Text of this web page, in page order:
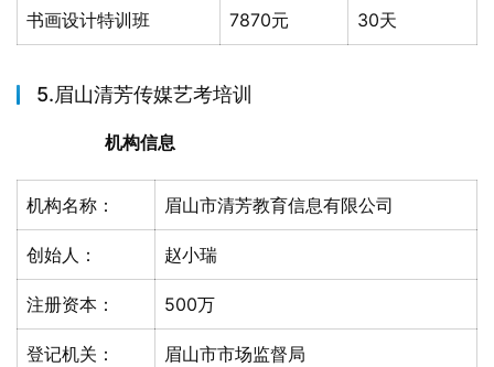
书画设计特训班 7870元 30天
5.眉山清芳传媒艺考培训
机构信息
机构名称： 眉山市清芳教育信息有限公司
创始人： 赵小瑞
注册资本： 500万
登记机关： 眉山市市场监督局